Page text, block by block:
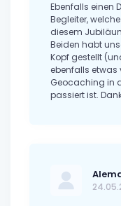
Ebenfalls einen
Begleiter,
diesem
Beiden habt
Kopf gestellt
ebenfalls etwas
Geocaching in
passiert ist.